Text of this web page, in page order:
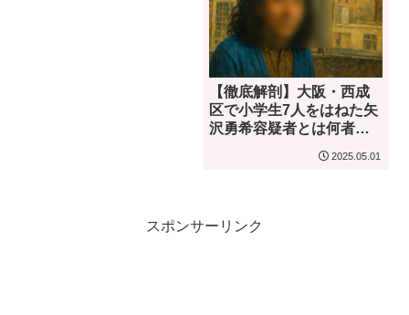
【徹底解剖】大阪・西成
区で小学生7人をはねた矢
沢勇希容疑者とは何者
2025.05.01
スポンサーリンク